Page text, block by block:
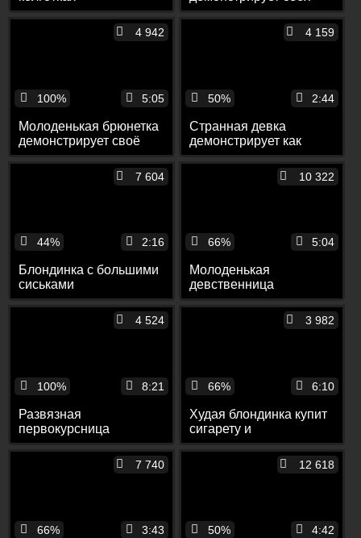
демонстрирует перед
вебкой свои красивые
перед камерой
100%
4 942
5:05
Молоденькая брюнетка
демонстрирует своё
тело перед камерой
50%
4 159
2:44
Странная девка
демонстрирует как
писает перед камерой
44%
7 604
2:16
Блондинка с большими
сиськами
демонстрирует себя
66%
10 322
5:04
Молоденькая
девственница
раздевается и
демонстрирует себя
100%
4 524
8:21
Развязная
первокурсница
демонстрирует голое
тело перед камерой
66%
3 982
6:10
Худая блондинка купит
сигарету и
демонстрирует себя
перед камерой
66%
7 740
3:43 50%
12 618
4:42